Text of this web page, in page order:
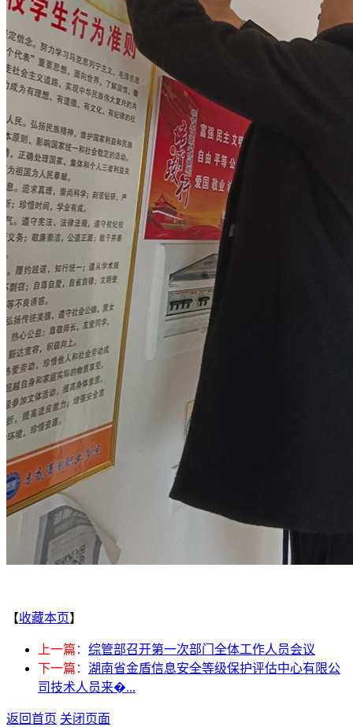
【收藏本页】
上一篇： 综管部召开第一次部门全体工作人员会议
下一篇： 湖南省金盾信息安全等级保护评估中心有限公
司技术人员来�...
返回首页 关闭页面